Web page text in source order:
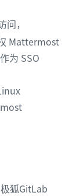
问，
Mattermost
为 SSO
狐GitLab